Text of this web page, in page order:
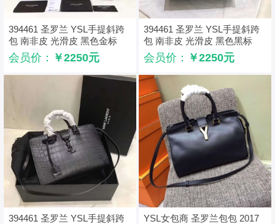
394461 圣罗兰 YSL手提斜跨
包 南非皮 光滑皮 黑色金标
会员价： ￥2250元
394461 圣罗兰 YSL手提斜跨
包 南非皮 光滑皮 黑色黑标
会员价： ￥2250元
394461 圣罗兰 YSL手提斜跨
YSL女包商 圣罗兰包包 2017